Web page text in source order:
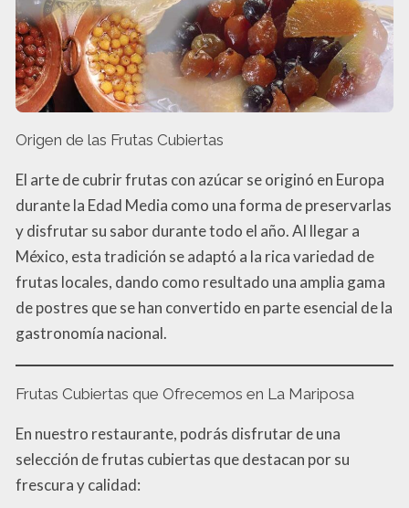
Origen de las Frutas Cubiertas
El arte de cubrir frutas con azúcar se originó en Europa
durante la Edad Media como una forma de preservarlas
y disfrutar su sabor durante todo el año. Al llegar a
México, esta tradición se adaptó a la rica variedad de
frutas locales, dando como resultado una amplia gama
de postres que se han convertido en parte esencial de la
gastronomía nacional.
Frutas Cubiertas que Ofrecemos en La Mariposa
En nuestro restaurante, podrás disfrutar de una
selección de frutas cubiertas que destacan por su
frescura y calidad: